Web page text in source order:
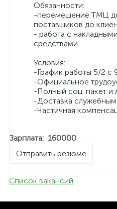
Обязанности:
-перемещение ТМЦ
поставщиков до
- работа с
средствами
Условия:
-График работы 5/2 с
-Официальное
-Полный соц. пакет и
-Доставка
-Частичная
Зарплата: 160000
Отправить резюме
Список вакансий